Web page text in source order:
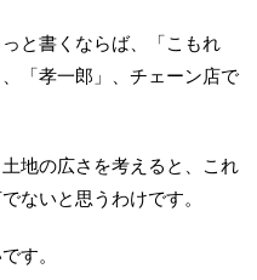
と書くならば、「こもれ
「孝一郎」、チェーン店で
地の広さを考えると、これ
ないと思うわけです。
す。